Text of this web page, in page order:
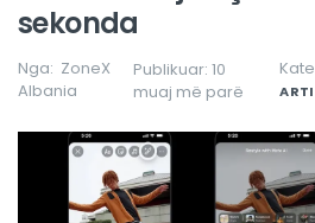
sekonda
Nga: ZoneX
Albania
Publikuar: 10
muaj më parë